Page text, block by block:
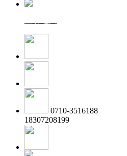
0710-3516188
18307208199